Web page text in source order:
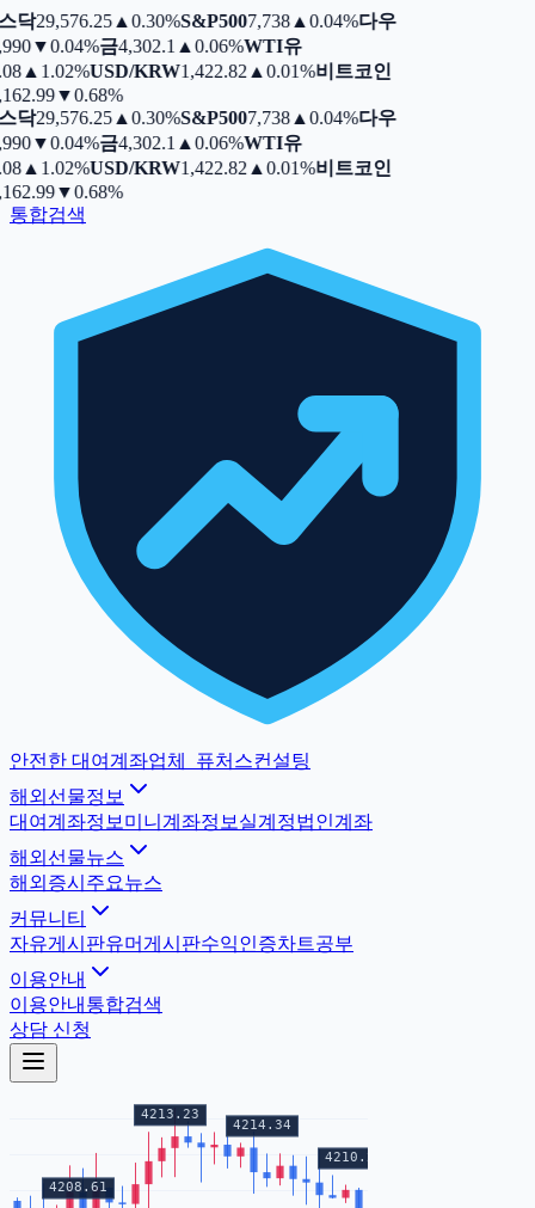
닥29,576.25▲0.30%S&P5007,738▲0.04%다우
▼0.04%금4,302.1 ▲0.06%WTI유
▲ 1.02%USD/KRW1,422.82▲0.01%비트코인
▼0.68%
닥29,576.25▲0.30%S&P5007,738▲0.04%다우
▼0.04%금4,302.1 ▲0.06%WTI유
▲ 1.02%USD/KRW1,422.82▲0.01%비트코인
▼0.68%
통합검색
안전한 대여계좌업체
퓨처스컨설팅
해외선물정보
대여계좌정보 미니계좌정보 실계정법인계좌
해외선물뉴스
해외증시 주요뉴스
커뮤니티
자유게시판유머게시판수익인증차트공부
이용안내
이용안내 통합검색
상담 신청